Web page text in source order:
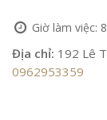
Giờ làm việc:
Địa chỉ: 192 Lê
0962953359